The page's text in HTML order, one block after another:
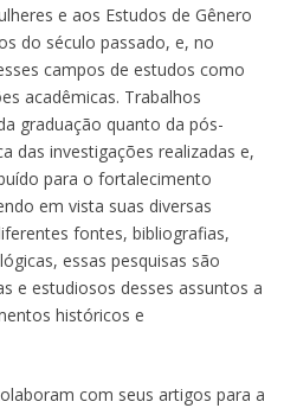
e aos Estudos de Gênero
do século passado, e, no
campos de estudos como
acadêmicas. Trabalhos
graduação quanto da pós-
das investigações realizadas e,
para o fortalecimento
em vista suas diversas
fontes, bibliografias,
essas pesquisas são
e estudiosos desses assuntos a
históricos e
com seus artigos para a